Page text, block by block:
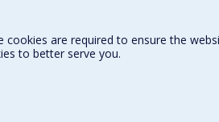
are required to ensure the
to better serve you.